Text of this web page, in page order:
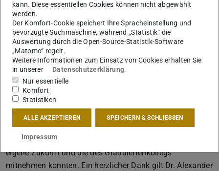
unter anderem interkulturelle Kommunikation auf dem
Programm – ein Thema, das angesichts der
bereichernden Diversität im Graduiertenkolleg eine
besondere Bedeutung hat.
Den Abschluss bildete ein gemeinsames Gespräch mit
einigen der Principal Investigators, in dem potenzielle
Herausforderungen und Lösungsansätze offen diskutiert
wurden – und die frisch erworbenen Kenntnisse direkt zur
Anwendung kamen.
Insgesamt war es eine rundum gelungene Veranstaltung,
aus der alle Teilnehmer*innen wertvolle Impulse für ihre
eigene Zukunft und die des Graduiertenkollegs
mitnehmen konnten. Ein herzlicher Dank gilt Dr. Alexander
kann. Diese essentiellen Cookies können nicht abgewählt
werden.
Der Komfort-Cookie speichert Ihre Spracheinstellung und
bevorzugte Suchmaschine, während „Statistik“ die
Auswertung durch die Open-Source-Statistik-Software
„Matomo“ regelt.
Weitere Informationen zum Einsatz von Cookies erhalten Sie
in unserer
Datenschutzerklärung.
Nur essentielle
Komfort
Statistiken
ALLE AKZEPTIEREN SPEICHERN & SCHLIESSEN
Impressum